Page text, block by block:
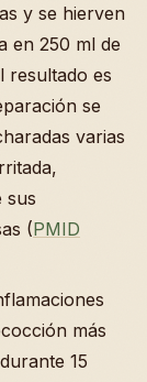
y se hierven
en 250 ml de
resultado es
se
varias
sus
(PMID
más
15